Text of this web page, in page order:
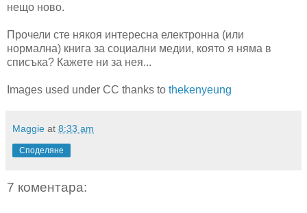
нещо ново.
Прочели сте някоя интересна електронна (или
нормална) книга за социални медии, която я няма в
списъка? Кажете ни за нея...
Images used under CC thanks to thekenyeung
Maggie at 8:33 am
Споделяне
7 коментара: